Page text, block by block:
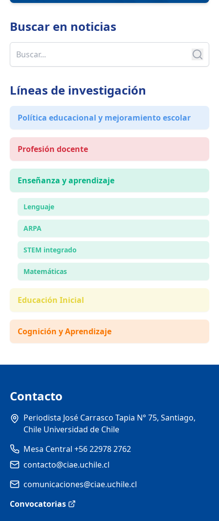
Buscar en noticias
Líneas de investigación
Política educacional y mejoramiento escolar
Profesión docente
Enseñanza y aprendizaje
Lenguaje
ARPA
STEM integrado
Matemáticas
Educación Inicial
Cognición y Aprendizaje
Contacto
Periodista José Carrasco Tapia N° 75, Santiago,
Chile Universidad de Chile
Mesa Central +56 22978 2762
contacto@ciae.uchile.cl
comunicaciones@ciae.uchile.cl
Convocatorias